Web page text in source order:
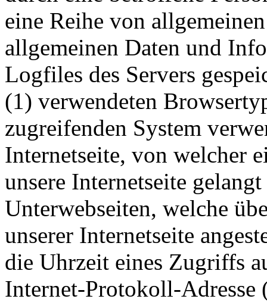
eine Reihe von
allgemeinen Daten und
Logfiles des Servers
(1) verwendeten
zugreifenden System
Internetseite, von welcher
unsere Internetseite
Unterwebseiten, welche
unserer Internetseite
die Uhrzeit eines Zugriffs
Internet-Protokoll-Adresse